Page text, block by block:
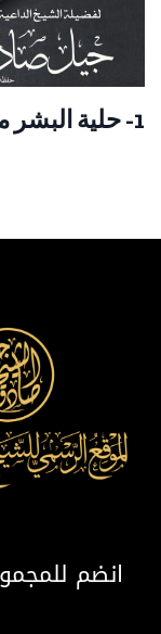
1- حلية البشر من أذكار سيد البشر
انضم